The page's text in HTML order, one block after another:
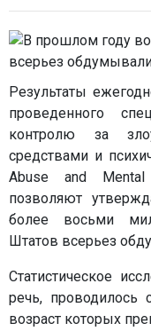
Результаты
проведенного
контролю за
средствами и
Abuse and Mental
позволяют
более восьми
Штатов всерьез
Статистическое
речь,
возраст которых